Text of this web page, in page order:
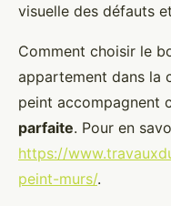
visuelle des défauts
Comment choisir le
appartement dans la
peint accompagnent
parfaite. Pour en
https://
peint-murs/.